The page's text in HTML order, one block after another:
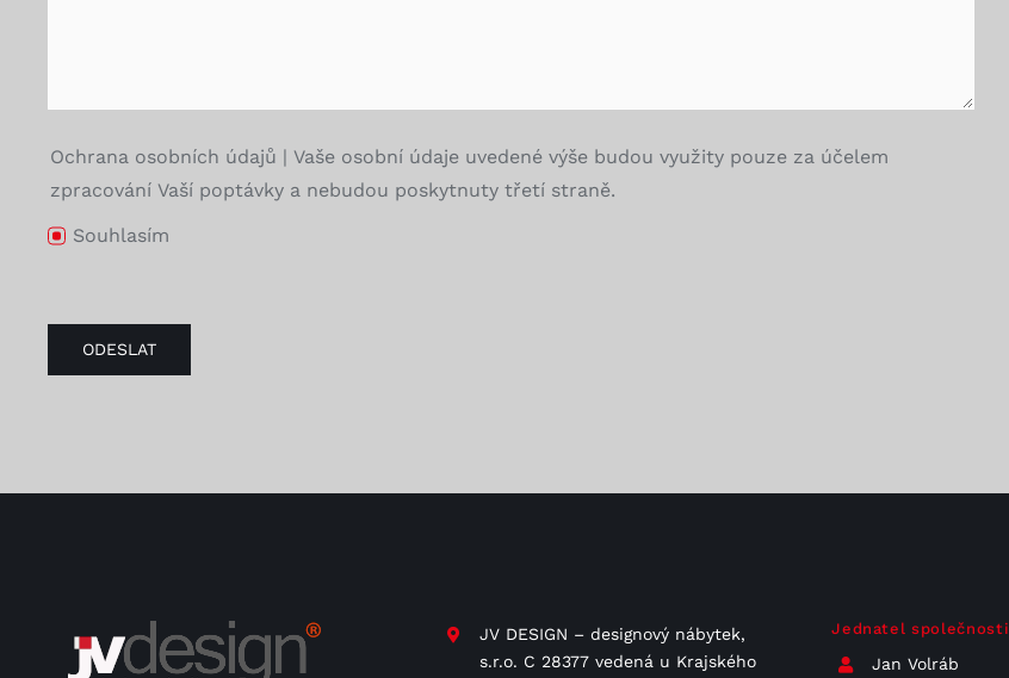
Ochrana osobních údajů | Vaše osobní údaje uvedené výše budou využity pouze za účelem
zpracování Vaší poptávky a nebudou poskytnuty třetí straně.
Souhlasím
ODESLAT
JV DESIGN – designový nábytek,
s.r.o. C 28377 vedená u Krajského
Jednatel společnosti
Jan Volráb